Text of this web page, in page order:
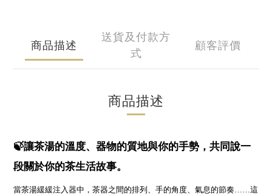
商品描述
送貨及付款方
式
顧客評價
商品描述
🍃讓茶湯的溫度、器物的質地與你的手勢，共同說一
段關於你的茶生活故事。
當茶湯緩緩注入器中，茶器之間的排列、手的角度、氣息的節奏……這